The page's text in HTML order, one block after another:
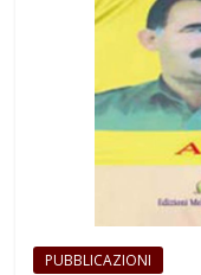
PUBBLICAZIONI